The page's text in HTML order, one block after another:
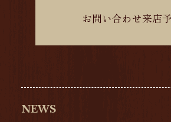
NEWS
お問い合わせ来店